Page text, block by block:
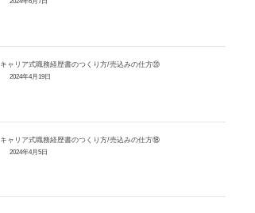
キャリア式職務経歴書のつくり方/売込みの仕方⑳
2024年4月19日
キャリア式職務経歴書のつくり方/売込みの仕方⑱
2024年4月5日